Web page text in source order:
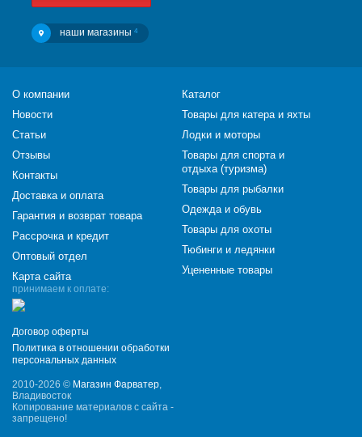
наши магазины 4
принимаем к оплате:
Договор оферты
Политика в отношении обработки
персональных данных
2010-2026 © Магазин Фарватер,
Владивосток
Копирование материалов с сайта -
запрещено!
О компании
Новости
Статьи
Отзывы
Контакты
Доставка и оплата
Гарантия и возврат товара
Рассрочка и кредит
Оптовый отдел
Карта сайта
Каталог
Товары для катера и яхты
Лодки и моторы
Товары для спорта и
отдыха (туризма)
Товары для рыбалки
Одежда и обувь
Товары для охоты
Тюбинги и ледянки
Уцененные товары